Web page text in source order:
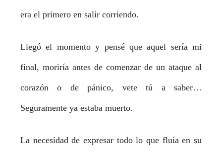
era el primero en salir corriendo.
Llegó el momento y pensé que aquel sería mi
final, moriría antes de comenzar de un ataque al
corazón o de pánico, vete tú a saber…
Seguramente ya estaba muerto.
La necesidad de expresar todo lo que fluía en su